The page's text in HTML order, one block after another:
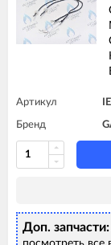
Артикул
Бренд
Доп.